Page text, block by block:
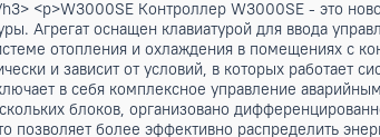
А. AW-HT/CA-E и AW-HT/LN-CA-E
</p> <p><strong>РАСШИРЕННЫЙ
при температуре наружного
двум основным особенностям: - два
многоквартирные дома, где стоимость